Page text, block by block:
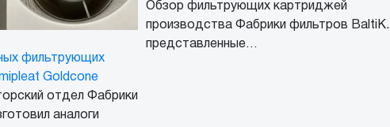
фильтрующих
Goldcone
отдел Фабрики
аналоги
Обзор фильтрующих картриджей
производства Фабрики фильтров BaltiK.
представленные…